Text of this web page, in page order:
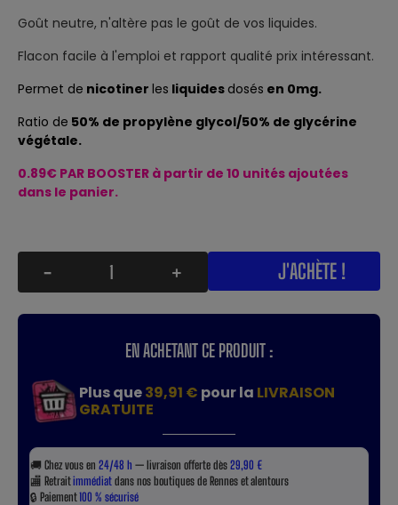
Goût neutre, n'altère pas le goût de vos liquides.
Flacon facile à l'emploi et rapport qualité prix intéressant.
Permet de nicotiner les liquidesdosés en 0mg.
Ratio de 50% de propylène glycol/50% de glycérine
végétale.
0.89€ PAR BOOSTER à partir de 10 unités ajoutées
dans le panier.
- + J'ACHÈTE !
EN ACHETANT CE PRODUIT :
Plus que39,91 € pour la LIVRAISON
GRATUITE
🚚 Chez vous en 24/48 h — livraison offerte dès29,90 €
🏬 Retraitimmédiatdans nos boutiques de Rennes et alentours
🔒 Paiement100 % sécurisé